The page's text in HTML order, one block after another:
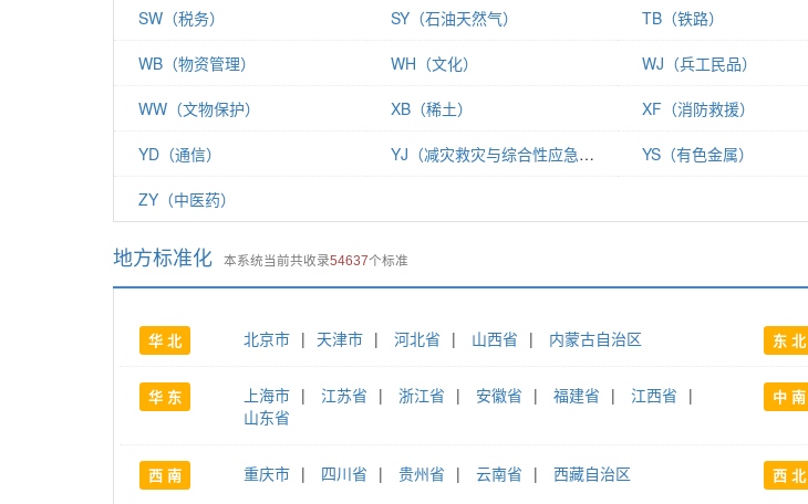
SW（税务） SY（石油天然气） TB（铁路）
WB（物资管理） WH（文化） WJ（兵工民品）
WW（文物保护） XB（稀土） XF（消防救援）
YD（通信） YJ（减灾救灾与综合性应急管理） YS（有色金属）
ZY（中医药）
地方标准化 本系统当前共收录54637个标准
华 北 北京市 | 天津市 | 河北省 | 山西省 | 内蒙古自治区 东 北
华 东 上海市 | 江苏省 | 浙江省 | 安徽省 | 福建省 | 江西省 |
山东省
中 南
西 南 重庆市 | 四川省 | 贵州省 | 云南省 | 西藏自治区 西 北